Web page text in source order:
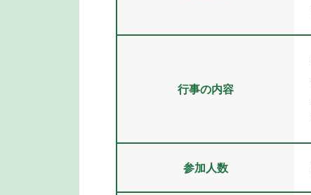
行事の内容
参加人数